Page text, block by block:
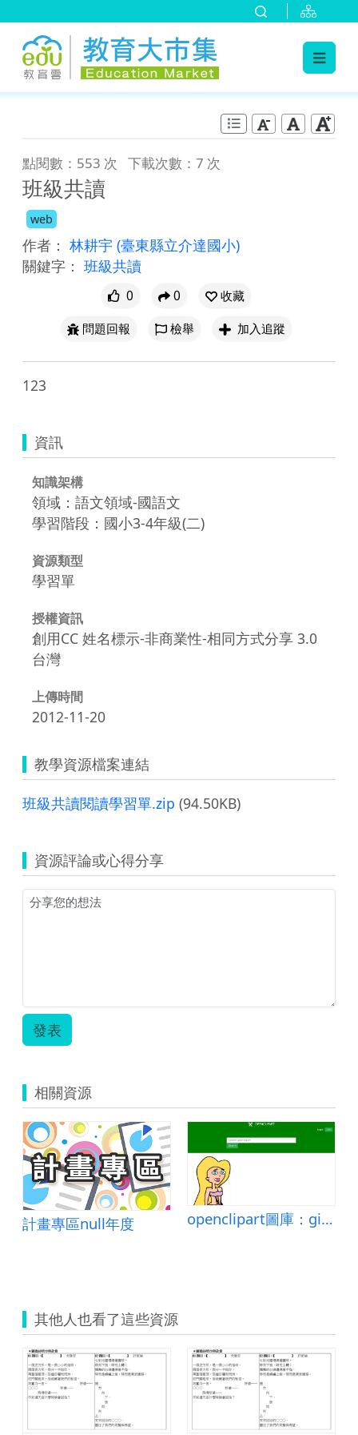
點閱數：553 次 下載次數：7 次
班級共讀
web
作者： 林耕宇 (臺東縣立介達國小)
關鍵字： 班級共讀
0 0
收藏
問題回報
檢舉 加入追蹤
123
資訊
知識架構
領域：語文領域-國語文
學習階段：國小3-4年級(二)
資源類型
學習單
授權資訊
創用CC 姓名標示-非商業性-相同方式分享 3.0
台灣
上傳時間
2012-11-20
教學資源檔案連結
班級共讀閱讀學習單.zip (94.50KB)
資源評論或心得分享
發表
相關資源
計畫專區null年度 openclipart圖庫：girl template, cartoon style
其他人也看了這些資源